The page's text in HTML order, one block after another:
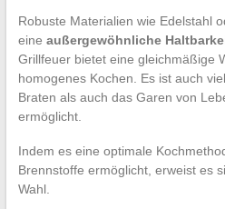
Robuste Materialien wie Edelstahl
eine außergewöhnliche
Grillfeuer bietet eine gleichmäßige
homogenes Kochen. Es ist auch
Braten als auch das Garen von
ermöglicht.
Indem es eine optimale
Brennstoffe ermöglicht, erweist es
Wahl.